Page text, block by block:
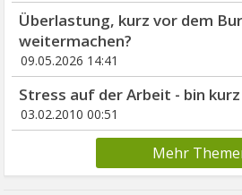
Überlastung, kurz vor dem
weitermachen?
09.05.2026 14:41
Stress auf der Arbeit - bin
03.02.2010 00:51
Mehr